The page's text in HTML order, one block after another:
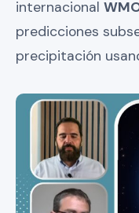
internacional
predicciones
precipitación